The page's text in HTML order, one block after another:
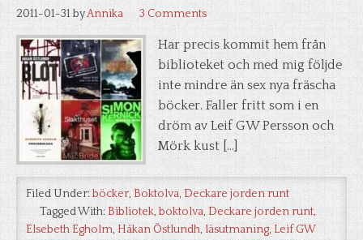
2011-01-31 byAnnika 3 Comments
Har precis kommit hem från
biblioteket och med mig följde
inte mindre än sex nya fräscha
böcker. Faller fritt som i en
dröm av Leif GW Persson och
Mörk kust […]
Filed Under:böcker, Boktolva, Deckare jorden runt
Tagged With:Bibliotek, boktolva, Deckare jorden runt,
Elsebeth Egholm, Håkan Östlundh, läsutmaning, Leif GW